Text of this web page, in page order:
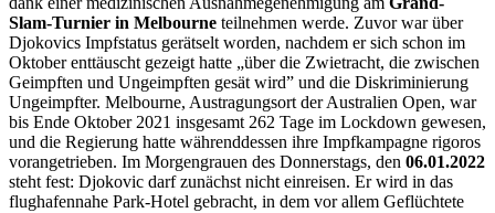
Slam-Turnier in Melbourne teilnehmen werde. Zuvor war über
Djokovics Impfstatus gerätselt worden, nachdem er sich schon im
Oktober enttäuscht gezeigt hatte „über die Zwietracht, die zwischen
Geimpften und Ungeimpften gesät wird” und die Diskriminierung
Ungeimpfter. Melbourne, Austragungsort der Australien Open, war
bis Ende Oktober 2021 insgesamt 262 Tage im Lockdown gewesen,
und die Regierung hatte währenddessen ihre Impfkampagne rigoros
vorangetrieben. Im Morgengrauen des Donnerstags, den 06.01.2022
steht fest: Djokovic darf zunächst nicht einreisen. Er wird in das
flughafennahe Park-Hotel gebracht, in dem vor allem Geflüchtete